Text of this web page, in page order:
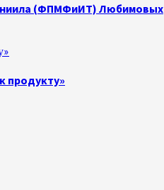
(ФПМФиИТ) Любимовых
продукту»